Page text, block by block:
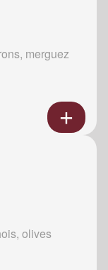
merguez
olives